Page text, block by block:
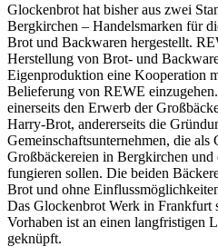
Glockenbrot hat bisher aus zwei
Bergkirchen – Handelsmarken für
Brot und Backwaren hergestellt.
Herstellung von Brot- und
Eigenproduktion eine Kooperation
Belieferung von REWE
einerseits den Erwerb der
Harry-Brot, andererseits die
Gemeinschaftsunternehmen, die als
Großbäckereien in Bergkirchen und
fungieren sollen. Die beiden
Brot und ohne
Das Glockenbrot Werk in Frankfurt
Vorhaben ist an einen langfristigen
geknüpft.